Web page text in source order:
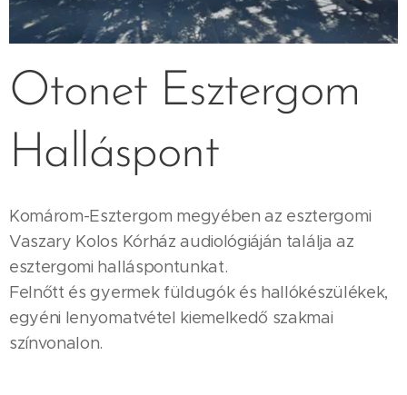
Otonet Esztergom
Halláspont
Komárom-Esztergom megyében az esztergomi
Vaszary Kolos Kórház audiológiáján találja az
esztergomi halláspontunkat.
Felnőtt és gyermek füldugók és hallókészülékek,
egyéni lenyomatvétel kiemelkedő szakmai
színvonalon.